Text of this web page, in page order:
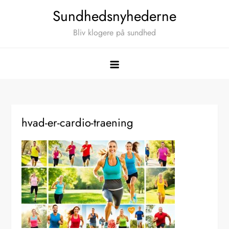
Sundhedsnyhederne
Bliv klogere på sundhed
hvad-er-cardio-traening